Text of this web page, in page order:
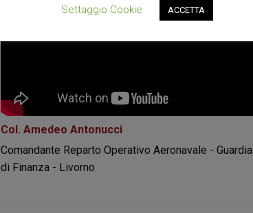
Col. Amedeo Antonucci
Comandante Reparto Operativo Aeronavale - Guardia
di Finanza - Livorno
Settaggio Cookie ACCETTA